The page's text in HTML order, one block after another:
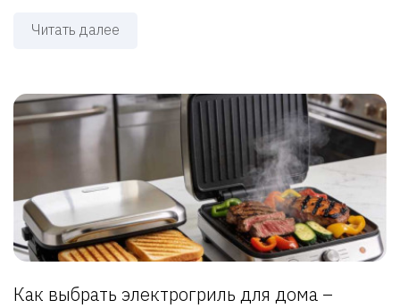
Читать далее
Как выбрать электрогриль для дома –